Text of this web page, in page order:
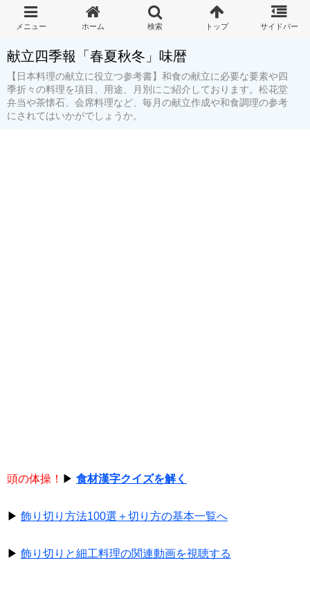
献立四季報「春夏秋冬」味暦
【日本料理の献立に役立つ参考書】和食の献立に必要な要素や四
季折々の料理を項目、用途、月別にご紹介しております。松花堂
弁当や茶懐石、会席料理など、毎月の献立作成や和食調理の参考
にされてはいかがでしょうか。
頭の体操！ ▶ 食材漢字クイズを解く
▶ 飾り切り方法100選＋切り方の基本一覧へ
▶ 飾り切りと細工料理の関連動画を視聴する